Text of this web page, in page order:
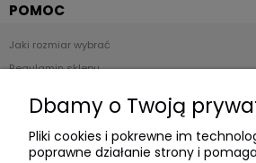
POMOC
Jaki rozmiar wybrać
Regulamin sklepu
Polityka prywatności
Dbamy o Twoją
Pliki cookies i pokrewne im
poprawne działanie strony i